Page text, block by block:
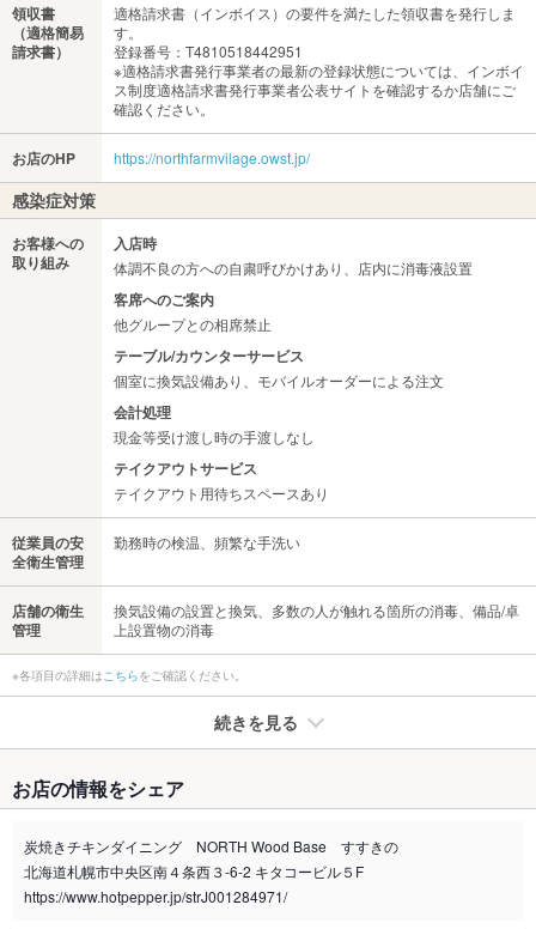
領収書
（適格簡易
請求書）
適格請求書（インボイス）の要件を満たした領収書を発行しま
す。
登録番号：T4810518442951
※適格請求書発行事業者の最新の登録状態については、インボイ
ス制度適格請求書発行事業者公表サイトを確認するか店舗にご
確認ください。
お店のHP https://northfarmvilage.owst.jp/
感染症対策
お客様への
取り組み
入店時
体調不良の方への自粛呼びかけあり、店内に消毒液設置
客席へのご案内
他グループとの相席禁止
テーブル/カウンターサービス
個室に換気設備あり、モバイルオーダーによる注文
会計処理
現金等受け渡し時の手渡しなし
テイクアウトサービス
テイクアウト用待ちスペースあり
従業員の安
全衛生管理
勤務時の検温、頻繁な手洗い
店舗の衛生
管理
換気設備の設置と換気、多数の人が触れる箇所の消毒、備品/卓
上設置物の消毒
※各項目の詳細は こちらをご確認ください。
続きを見る
禁煙・喫煙
全席喫煙可
喫煙専用室 なし
お店の情報をシェア
炭焼きチキンダイニング NORTH Wood Base すすきの
北海道札幌市中央区南４条西３-6-2 キタコービル５F
https://www.hotpepper.jp/strJ001284971/